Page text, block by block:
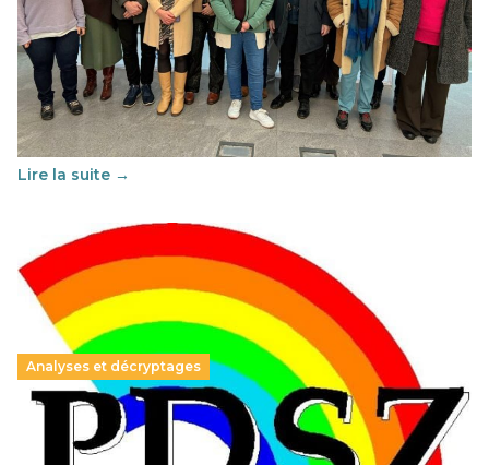
Éducation au vivre-ensemble : un échange croisé
franco-espagnol pour changer d’approche
29 juin 2026-National
Cette année, l'UNSA Éducation a mené un projet Erasmus
soutenu par l'union Européenne et centré sur l'éducation
au vivre-ensemble : quelles différences entre la France…
Lire la suite →
Analyses et décryptages
Hongrie : du changement pour les politiques
éducatives, aussi !